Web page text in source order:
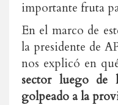
importante fruta
En el marco de
la presidente de
nos explicó en
sector luego de
golpeado a la